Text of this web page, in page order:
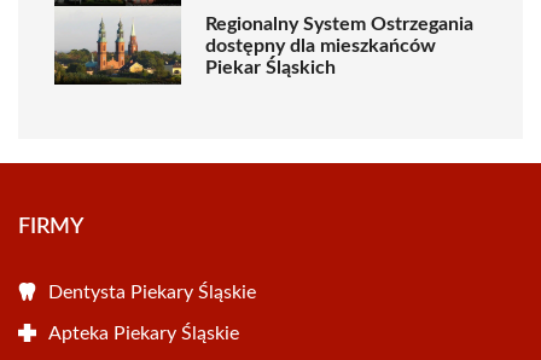
Regionalny System Ostrzegania
dostępny dla mieszkańców
Piekar Śląskich
FIRMY
Dentysta Piekary Śląskie
Apteka Piekary Śląskie